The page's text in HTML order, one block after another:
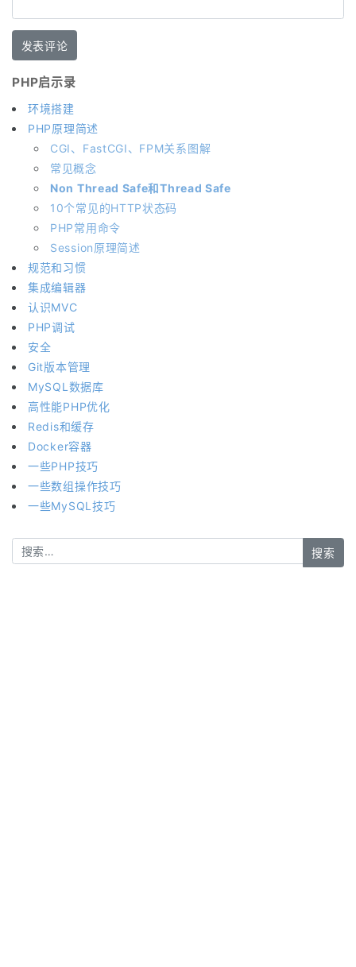
PHP启示录
环境搭建
PHP原理简述
CGI、FastCGI、FPM关系图解
常见概念
Non Thread Safe和Thread Safe
10个常见的HTTP状态码
PHP常用命令
Session原理简述
规范和习惯
集成编辑器
认识MVC
PHP调试
安全
Git版本管理
MySQL数据库
高性能PHP优化
Redis和缓存
Docker容器
一些PHP技巧
一些数组操作技巧
一些MySQL技巧